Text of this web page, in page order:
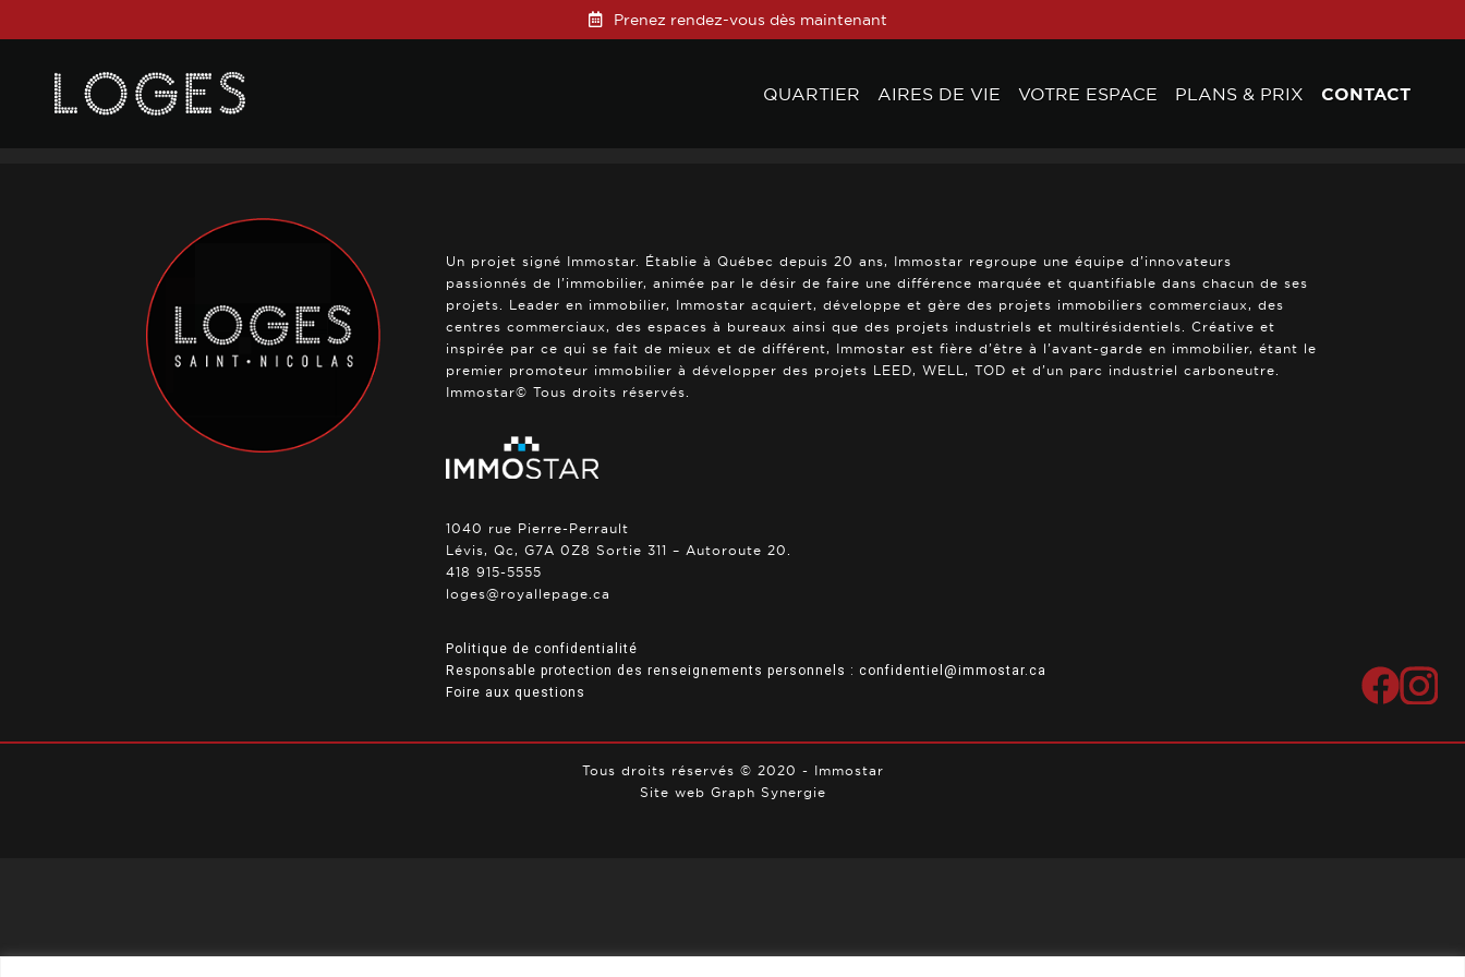
Prenez rendez-vous dès maintenant
QUARTIER AIRES DE VIE VOTRE ESPACE PLANS & PRIX CONTACT
23 janvier 2025 0 Comments
Un projet signé Immostar. Établie à Québec depuis 20 ans, Immostar regroupe une équipe d’innovateurs
passionnés de l’immobilier, animée par le désir de faire une différence marquée et quantifiable dans chacun de ses
projets. Leader en immobilier, Immostar acquiert, développe et gère des projets immobiliers commerciaux, des
centres commerciaux, des espaces à bureaux ainsi que des projets industriels et multirésidentiels. Créative et
inspirée par ce qui se fait de mieux et de différent, Immostar est fière d’être à l’avant-garde en immobilier, étant le
premier promoteur immobilier à développer des projets LEED, WELL, TOD et d’un parc industriel carboneutre.
Immostar© Tous droits réservés.
1040 rue Pierre-Perrault
Lévis, Qc, G7A 0Z8 Sortie 311 – Autoroute 20.
418 915-5555
loges@royallepage.ca
Politique de confidentialité
Responsable protection des renseignements personnels :confidentiel@immostar.ca
Foire aux questions
Tous droits réservés © 2020 - Immostar
Site web Graph Synergie